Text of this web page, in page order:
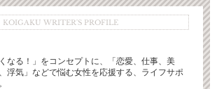
KOIGAKU WRITER'S PROFILE
なる！」をコンセプトに、「恋愛、仕事、美
浮気」などで悩む女性を応援する、ライフサポ